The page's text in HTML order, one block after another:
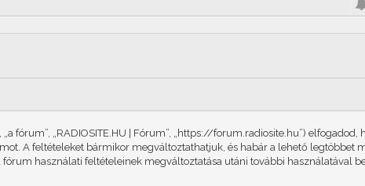
fórum”, „RADIOSITE.HU | Fórum”, „https://forum.radiosite.hu”)
A feltételeket bármikor megváltoztathatjuk, és habár a lehető legtöbbet
használati feltételeinek megváltoztatása utáni további használatával